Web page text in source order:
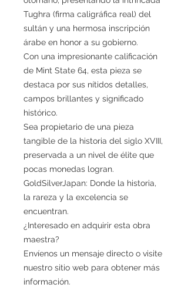
Tughra (firma caligráfica real) del
sultán y una hermosa inscripción
árabe en honor a su gobierno.
Con una impresionante calificación
de Mint State 64, esta pieza se
destaca por sus nítidos detalles,
campos brillantes y significado
histórico.
Sea propietario de una pieza
tangible de la historia del siglo XVIII,
preservada a un nivel de élite que
pocas monedas logran.
GoldSilverJapan: Donde la historia,
la rareza y la excelencia se
encuentran.
¿Interesado en adquirir esta obra
maestra?
Envíenos un mensaje directo o visite
nuestro sitio web para obtener más
información.